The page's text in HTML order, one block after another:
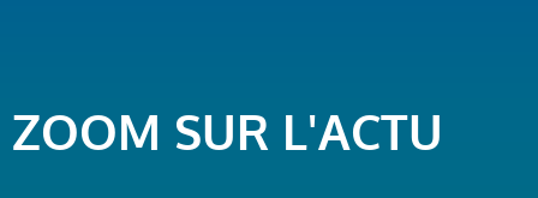
ZOOM SUR L'ACTU